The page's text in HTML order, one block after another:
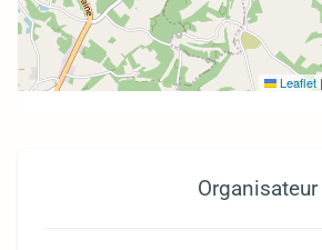
Leaflet |
Organisateur